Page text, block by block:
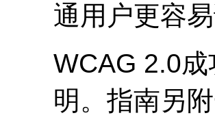
通用户更容
WCAG 2.0
明。指南另